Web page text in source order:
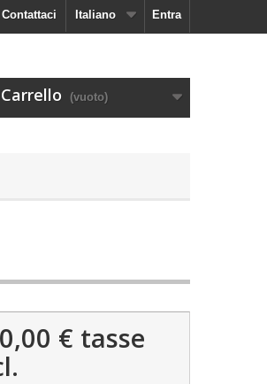
Entra
Italiano
Contattaci
Carrello (vuoto)
€ tasse